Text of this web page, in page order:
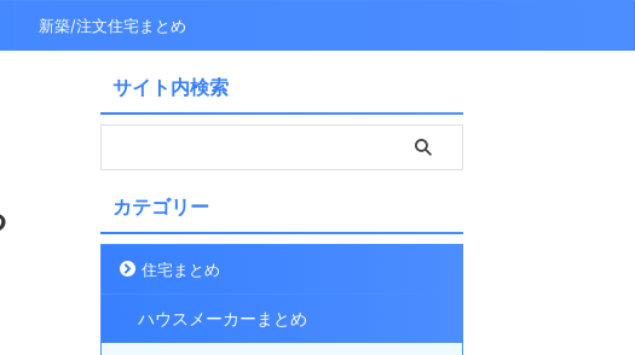
新築/注文住宅まとめ
サイト内検索
カテゴリー
住宅まとめ
ハウスメーカーまとめ